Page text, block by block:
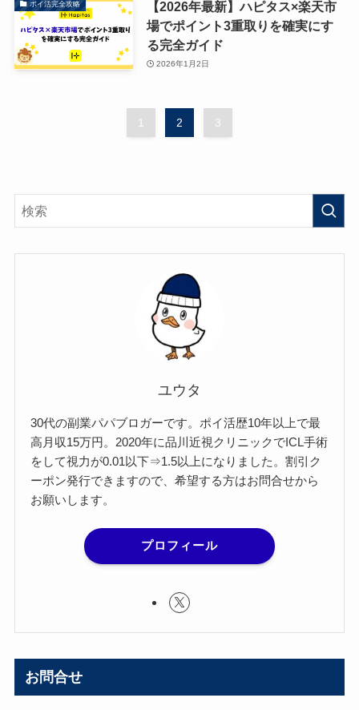
ポイ活完全攻略
【2026年最新】ハピタス×楽天市
場でポイント3重取りを確実にす
る完全ガイド
2026年1月2日
1 2 3
ユウタ
30代の副業パパブロガーです。ポイ活歴10年以上で最
高月収15万円。2020年に品川近視クリニックでICL手術
をして視力が0.01以下⇒1.5以上になりました。割引ク
ーポン発行できますので、希望する方はお問合せから
お願いします。
プロフィール
お問合せ